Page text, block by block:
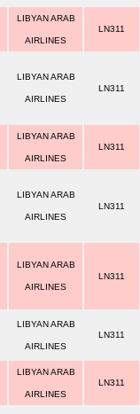
LIBYAN ARAB
AIRLINES
LN311
LIBYAN ARAB
AIRLINES
LN311
LIBYAN ARAB
AIRLINES
LN311
LIBYAN ARAB
AIRLINES
LN311
LIBYAN ARAB
AIRLINES
LN311
LIBYAN ARAB
AIRLINES
LN311
LIBYAN ARAB
AIRLINES
LN311